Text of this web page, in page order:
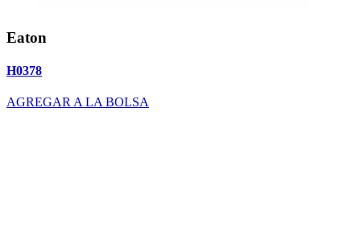
Eaton
H0378
AGREGAR A LA BOLSA